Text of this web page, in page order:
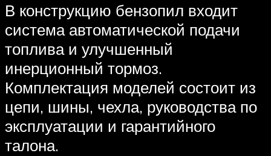
В конструкцию бензопил входит
система автоматической подачи
топлива и улучшенный
инерционный тормоз.
Комплектация моделей состоит из
цепи, шины, чехла, руководства по
эксплуатации и гарантийного
талона.